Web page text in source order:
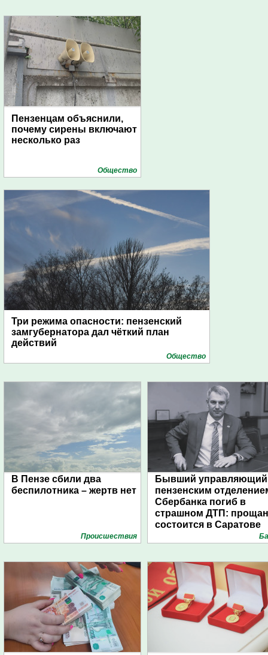
Пензенцам объяснили,
почему сирены включают
несколько раз
Общество
Три режима опасности: пензенский
замгубернатора дал чёткий план
действий
Общество
В Пензе сбили два
беспилотника – жертв нет
Проиcшествия
Бывший управляющий
пензенским
Сбербанка погиб в
страшном ДТП:
состоится в Саратове